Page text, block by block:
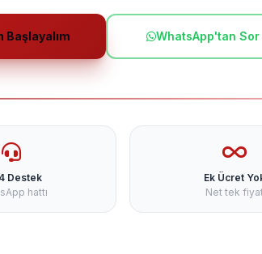
Başlayalım WhatsApp'tan Sor
Destek
hattı
Ek Ücret
Net tek